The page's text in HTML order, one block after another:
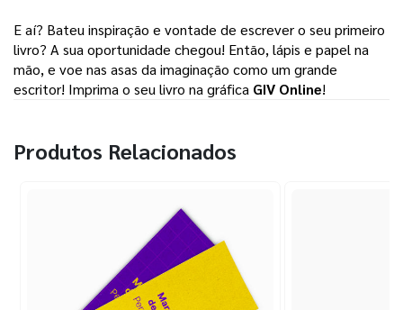
E aí? Bateu inspiração e vontade de escrever o seu primeiro
livro? A sua oportunidade chegou! Então, lápis e papel na
mão, e voe nas asas da imaginação como um grande
escritor! Imprima o seu livro na gráfica GIV Online!
Produtos Relacionados